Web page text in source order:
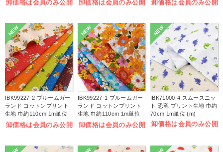
卸価格は会員のみ公開 卸価格は会員のみ公開 卸価格は会員のみ公開
NEW
IBK99227-2 ブルームガー
ランド コットンプリント
生地 巾約110cm 1m単位
(m)
卸価格は会員のみ公開
NEW
IBK99227-1 ブルームガー
ランド コットンプリント
生地 巾約110cm 1m単位
(m)
卸価格は会員のみ公開
NEW
IBK71000-4 スムースニッ
ト 恐竜 プリント生地 巾約
70cm 1m単位 (m)
卸価格は会員のみ公開